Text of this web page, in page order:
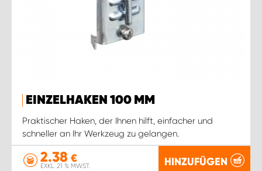
EINZELHAKEN 100 MM
Praktischer Haken, der Ihnen hilft, einfacher und
schneller an Ihr Werkzeug zu gelangen.
2.38 €
EXKL. 21 % MWST. HINZUFÜGEN